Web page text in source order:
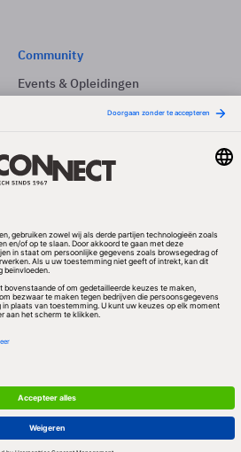
Community
Events & Opleidingen